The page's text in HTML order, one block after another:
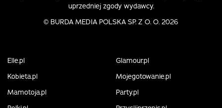
uprzedniej zgody wydawcy.
© BURDA MEDIA POLSKA SP. Z O. O. 2026
Elle.pl
Glamour.pl
Kobieta.pl
Mojegotowanie.pl
Mamotoja.pl
Party.pl